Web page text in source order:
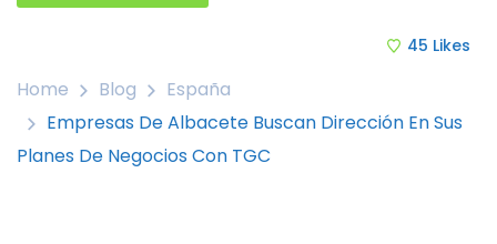
45 Likes
Home Blog
España
Empresas De Albacete Buscan Dirección En Sus
Planes De Negocios Con TGC